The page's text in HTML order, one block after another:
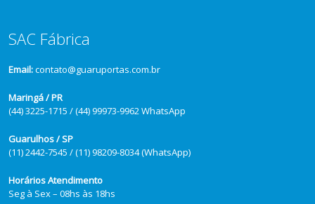
SAC Fábrica
Email:contato@guaruportas.com.br
Maringá / PR
(44) 3225-1715 / (44) 99973-9962 WhatsApp
Guarulhos / SP
(11) 2442-7545 / (11) 98209-8034 (WhatsApp)
Horários Atendimento
Seg à Sex – 08hs às 18hs